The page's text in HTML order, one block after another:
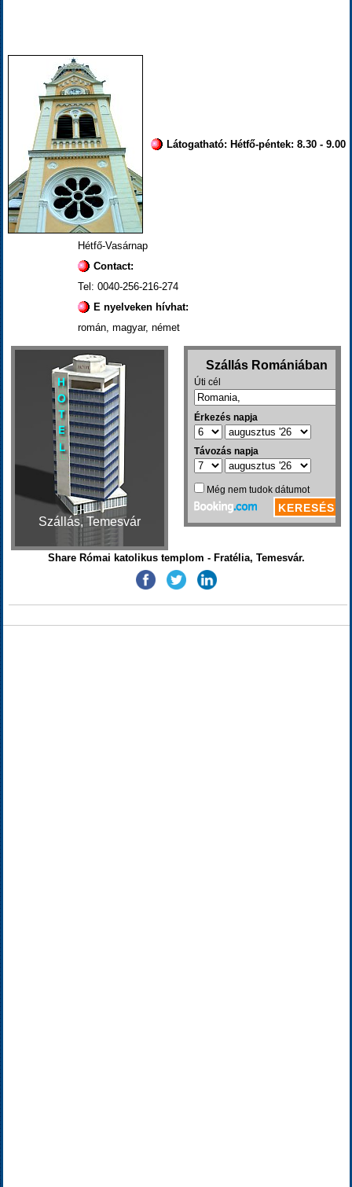
Látogatható: Hétfő-péntek: 8.30 - 9.00
Hétfő-Vasárnap
Contact:
Tel: 0040-256-216-274
E nyelveken hívhat:
román, magyar, német
Szállás, Temesvár
Share Római katolikus templom - Fratélia, Temesvár.